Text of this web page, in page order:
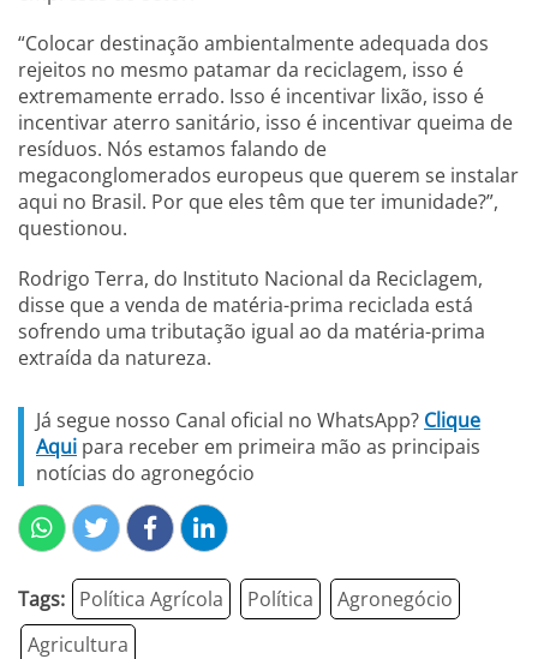
“Colocar destinação ambientalmente adequada dos
rejeitos no mesmo patamar da reciclagem, isso é
extremamente errado. Isso é incentivar lixão, isso é
incentivar aterro sanitário, isso é incentivar queima de
resíduos. Nós estamos falando de
megaconglomerados europeus que querem se instalar
aqui no Brasil. Por que eles têm que ter imunidade?”,
questionou.
Rodrigo Terra, do Instituto Nacional da Reciclagem,
disse que a venda de matéria-prima reciclada está
sofrendo uma tributação igual ao da matéria-prima
extraída da natureza.
Já segue nosso Canal oficial no WhatsApp? Clique
Aqui para receber em primeira mão as principais
notícias do agronegócio
Tags: Política Agrícola Política
Agronegócio
Agricultura